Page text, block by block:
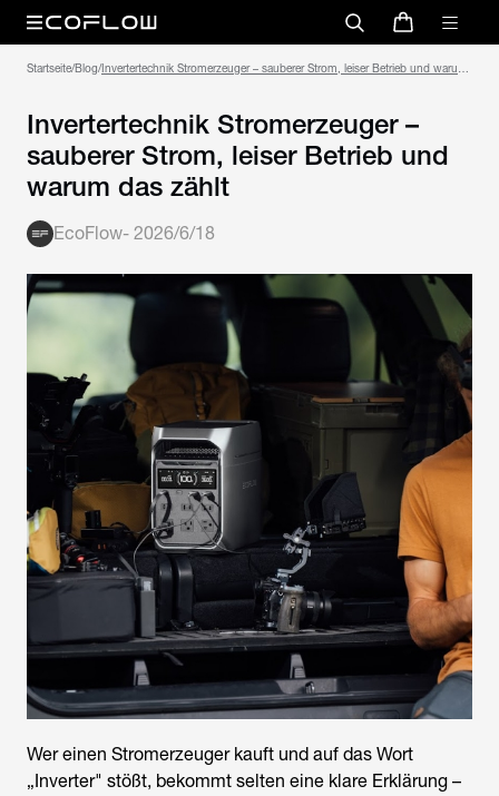
Startseite/Blog/Invertertechnik Stromerzeuger – sauberer Strom, leiser Betrieb und warum
Invertertechnik Stromerzeuger –
sauberer Strom, leiser Betrieb und
warum das zählt
EcoFlow- 2026/6/18
Wer einen Stromerzeuger kauft und auf das Wort
„Inverter" stößt, bekommt selten eine klare Erklärung –